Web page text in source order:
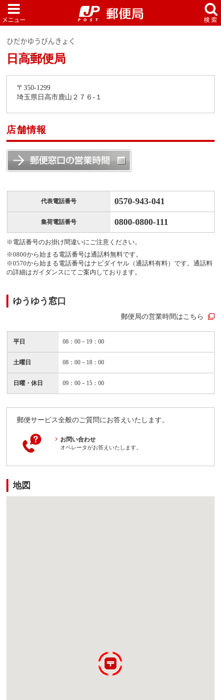
ひだかゆうびんきょく
日高郵便局
〒350-1299
埼玉県日高市鹿山２７６-１
店舗情報
代表電話番号 0570-943-041
集荷電話番号 0800-0800-111
※電話番号のお掛け間違いにご注意ください。
※0800から始まる電話番号は通話料無料です。
※0570から始まる電話番号はナビダイヤル（通話料有料）です。通話料
の詳細はガイダンスにてご案内しております。
ゆうゆう窓口
郵便局の営業時間はこちら
平日 08：00－19：00
土曜日 08：00－18：00
日曜・休日 09：00－15：00
郵便サービス全般のご質問にお答えいたします。
お問い合わせ
オペレータがお答えいたします。
地図